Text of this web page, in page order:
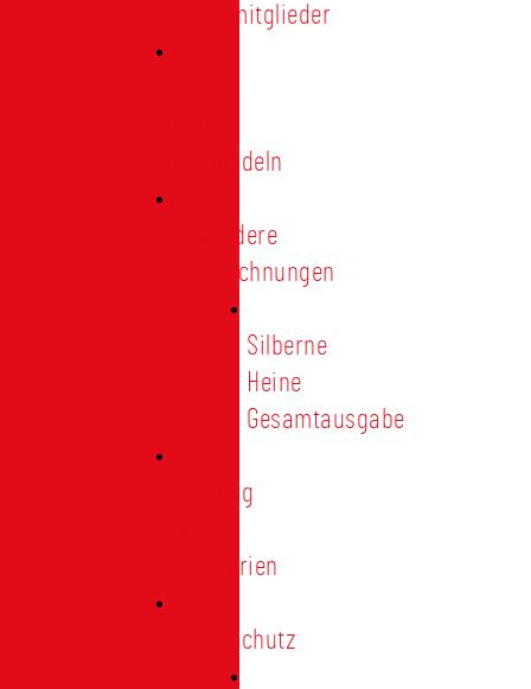
Ehrenmitglieder
Treunadeln
Besondere
Auszeichnungen
Silberne
Heine
Gesamtausgabe
Satzung
Regularien
Datenschutz